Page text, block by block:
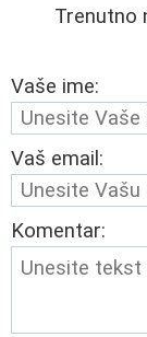
Trenutno
Vaše ime:
Vaš email:
Komentar: